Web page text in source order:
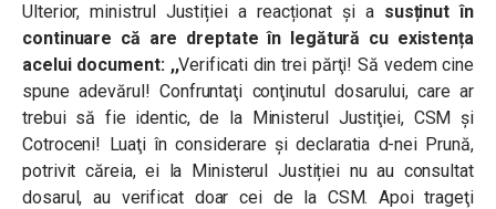
Ulterior, ministrul Justiției a reacționat și a susținut în
continuare că are dreptate în legătură cu existența
acelui document: ,,Verificati din trei părţi! Să vedem cine
spune adevărul! Confruntaţi conţinutul dosarului, care ar
trebui să fie identic, de la Ministerul Justiţiei, CSM şi
Cotroceni! Luaţi în considerare şi declaratia d-nei Prună,
potrivit căreia, ei la Ministerul Justiției nu au consultat
dosarul, au verificat doar cei de la CSM. Apoi trageţi